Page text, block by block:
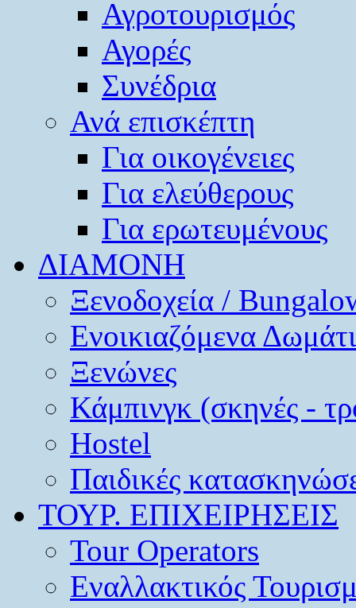
Αγροτουρισμός
Αγορές
Συνέδρια
Ανά επισκέπτη
Για οικογένειες
Για ελεύθερους
Για ερωτευμένους
ΔΙΑΜΟΝΗ
Ξενοδοχεία /
Ενοικιαζόμενα
Ξενώνες
Κάμπινγκ (σκηνές -
Hostel
Παιδικές
ΤΟΥΡ. ΕΠΙΧΕΙΡΗΣΕΙΣ
Tour Operators
Εναλλακτικός